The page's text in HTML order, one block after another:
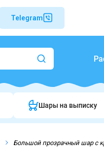
Telegram
Шары на выписку
Большой прозрачный шар с